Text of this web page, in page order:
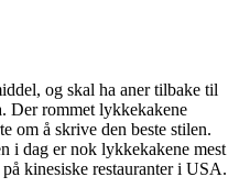
og skal ha aner tilbake til
Der rommet lykkekakene
om å skrive den beste stilen.
i dag er nok lykkekakene mest
kinesiske restauranter i USA.